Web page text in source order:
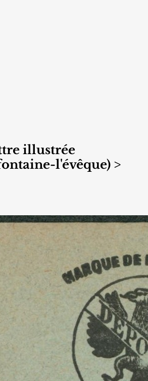
illustrée
l'évêque) >